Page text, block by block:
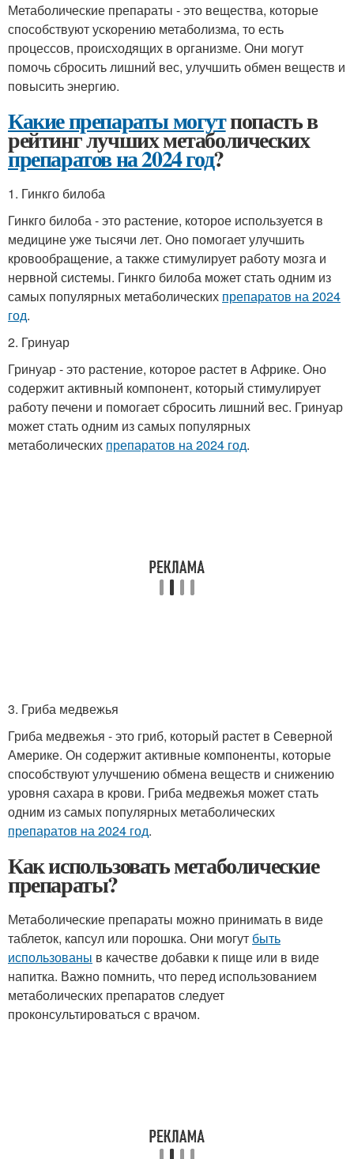
Метаболические препараты - это вещества, которые
способствуют ускорению метаболизма, то есть
процессов, происходящих в организме. Они могут
помочь сбросить лишний вес, улучшить обмен веществ и
повысить энергию.
Какие препараты могутпопасть в
рейтинг лучших метаболических
препаратов на 2024 год?
1. Гинкго билоба
Гинкго билоба - это растение, которое используется в
медицине уже тысячи лет. Оно помогает улучшить
кровообращение, а также стимулирует работу мозга и
нервной системы. Гинкго билоба может стать одним из
самых популярных метаболических препаратов на 2024
год.
2. Гринуар
Гринуар - это растение, которое растет в Африке. Оно
содержит активный компонент, который стимулирует
работу печени и помогает сбросить лишний вес. Гринуар
может стать одним из самых популярных
метаболических препаратов на 2024 год.
3. Гриба медвежья
Гриба медвежья - это гриб, который растет в Северной
Америке. Он содержит активные компоненты, которые
способствуют улучшению обмена веществ и снижению
уровня сахара в крови. Гриба медвежья может стать
одним из самых популярных метаболических
препаратов на 2024 год.
Как использовать метаболические
препараты?
Метаболические препараты можно принимать в виде
таблеток, капсул или порошка. Они могут быть
использованы в качестве добавки к пище или в виде
напитка. Важно помнить, что перед использованием
метаболических препаратов следует
проконсультироваться с врачом.